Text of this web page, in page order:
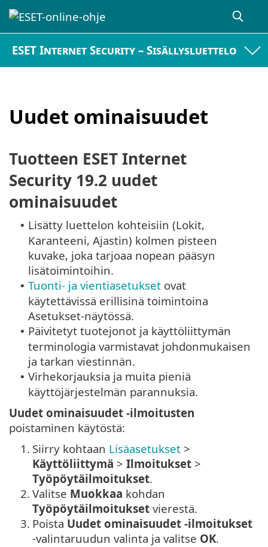
ESET Internet Security – Sisällysluettelo
Uudet ominaisuudet
Tuotteen ESET Internet
Security 19.2 uudet
ominaisuudet
• Lisätty luettelon kohteisiin (Lokit,
Karanteeni, Ajastin) kolmen pisteen
kuvake, joka tarjoaa nopean pääsyn
lisätoimintoihin.
• Tuonti- ja vientiasetukset ovat
käytettävissä erillisinä toimintoina
Asetukset-näytössä.
• Päivitetyt tuotejonot ja käyttöliittymän
terminologia varmistavat johdonmukaisen
ja tarkan viestinnän.
• Virhekorjauksia ja muita pieniä
käyttöjärjestelmän parannuksia.
Uudet ominaisuudet -ilmoitusten
poistaminen käytöstä:
1. Siirry kohtaan Lisäasetukset >
Käyttöliittymä > Ilmoitukset >
Työpöytäilmoitukset.
2. Valitse Muokkaa kohdan
Työpöytäilmoitukset vierestä.
3. Poista Uudet ominaisuudet -ilmoitukset
-valintaruudun valinta ja valitse OK.